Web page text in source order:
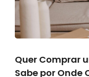
Quer Comprar
Sabe por Onde